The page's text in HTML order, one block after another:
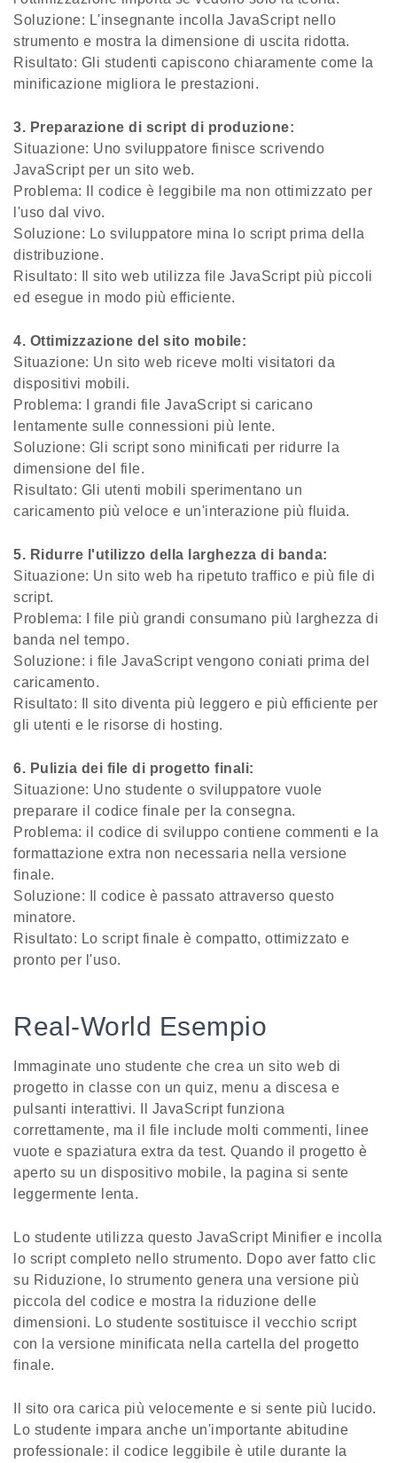
Soluzione: L'insegnante incolla JavaScript nello
strumento e mostra la dimensione di uscita ridotta.
Risultato: Gli studenti capiscono chiaramente come la
minificazione migliora le prestazioni.
3. Preparazione di script di produzione:
Situazione: Uno sviluppatore finisce scrivendo
JavaScript per un sito web.
Problema: Il codice è leggibile ma non ottimizzato per
l'uso dal vivo.
Soluzione: Lo sviluppatore mina lo script prima della
distribuzione.
Risultato: Il sito web utilizza file JavaScript più piccoli
ed esegue in modo più efficiente.
4. Ottimizzazione del sito mobile:
Situazione: Un sito web riceve molti visitatori da
dispositivi mobili.
Problema: I grandi file JavaScript si caricano
lentamente sulle connessioni più lente.
Soluzione: Gli script sono minificati per ridurre la
dimensione del file.
Risultato: Gli utenti mobili sperimentano un
caricamento più veloce e un'interazione più fluida.
5. Ridurre l'utilizzo della larghezza di banda:
Situazione: Un sito web ha ripetuto traffico e più file di
script.
Problema: I file più grandi consumano più larghezza di
banda nel tempo.
Soluzione: i file JavaScript vengono coniati prima del
caricamento.
Risultato: Il sito diventa più leggero e più efficiente per
gli utenti e le risorse di hosting.
6. Pulizia dei file di progetto finali:
Situazione: Uno studente o sviluppatore vuole
preparare il codice finale per la consegna.
Problema: il codice di sviluppo contiene commenti e la
formattazione extra non necessaria nella versione
finale.
Soluzione: Il codice è passato attraverso questo
minatore.
Risultato: Lo script finale è compatto, ottimizzato e
pronto per l'uso.
Real-World Esempio
Immaginate uno studente che crea un sito web di
progetto in classe con un quiz, menu a discesa e
pulsanti interattivi. Il JavaScript funziona
correttamente, ma il file include molti commenti, linee
vuote e spaziatura extra da test. Quando il progetto è
aperto su un dispositivo mobile, la pagina si sente
leggermente lenta.
Lo studente utilizza questo JavaScript Minifier e incolla
lo script completo nello strumento. Dopo aver fatto clic
su Riduzione, lo strumento genera una versione più
piccola del codice e mostra la riduzione delle
dimensioni. Lo studente sostituisce il vecchio script
con la versione minificata nella cartella del progetto
finale.
Il sito ora carica più velocemente e si sente più lucido.
Lo studente impara anche un'importante abitudine
professionale: il codice leggibile è utile durante la